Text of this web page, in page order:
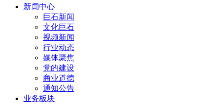
新闻中心
巨石新闻
文化巨石
视频新闻
行业动态
媒体聚焦
党的建设
商业道德
通知公告
业务板块